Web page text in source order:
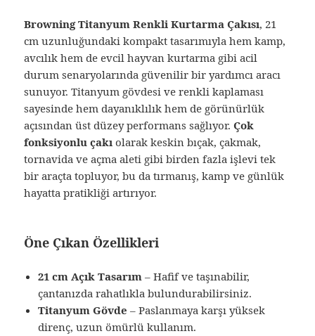
Browning Titanyum Renkli Kurtarma Çakısı, 21
cm uzunluğundaki kompakt tasarımıyla hem kamp,
avcılık hem de evcil hayvan kurtarma gibi acil
durum senaryolarında güvenilir bir yardımcı aracı
sunuyor. Titanyum gövdesi ve renkli kaplaması
sayesinde hem dayanıklılık hem de görünürlük
açısından üst düzey performans sağlıyor.Çok
fonksiyonlu çakı olarak keskin bıçak, çakmak,
tornavida ve açma aleti gibi birden fazla işlevi tek
bir araçta topluyor, bu da tırmanış, kamp ve günlük
hayatta pratikliği artırıyor.
Öne Çıkan Özellikleri
21 cm Açık Tasarım – Hafif ve taşınabilir,
çantanızda rahatlıkla bulundurabilirsiniz.
Titanyum Gövde – Paslanmaya karşı yüksek
direnç, uzun ömürlü kullanım.